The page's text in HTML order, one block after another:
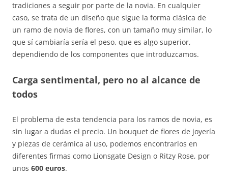
tradiciones a seguir por parte de la novia. En cualquier
caso, se trata de un diseño que sigue la forma clásica de
un ramo de novia de flores, con un tamaño muy similar, lo
que sí cambiaría sería el peso, que es algo superior,
dependiendo de los componentes que introduzcamos.
Carga sentimental, pero no al alcance de
todos
El problema de esta tendencia para los ramos de novia, es
sin lugar a dudas el precio. Un bouquet de flores de joyería
y piezas de cerámica al uso, podemos encontrarlos en
diferentes firmas como Lionsgate Design o Ritzy Rose, por
unos 600 euros.